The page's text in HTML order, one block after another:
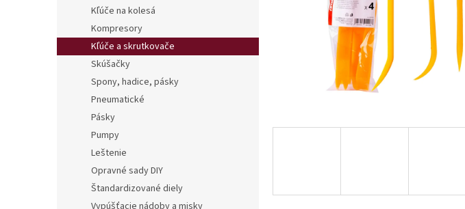
Kľúče na kolesá
Kompresory
Kľúče a skrutkovače
Skúšačky
Spony, hadice, pásky
Pneumatické
Pásky
Pumpy
Leštenie
Opravné sady DIY
Štandardizované diely
Vypúšťacie nádoby a misky